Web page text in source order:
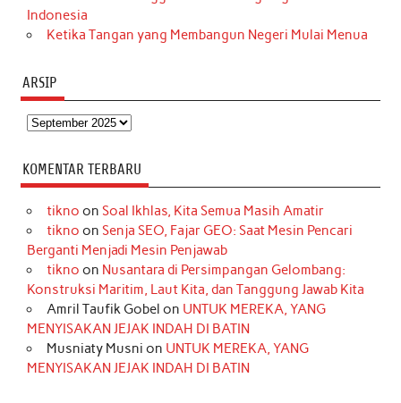
Indonesia
Ketika Tangan yang Membangun Negeri Mulai Menua
ARSIP
Arsip
KOMENTAR TERBARU
tikno on Soal Ikhlas, Kita Semua Masih Amatir
tikno on Senja SEO, Fajar GEO: Saat Mesin Pencari
Berganti Menjadi Mesin Penjawab
tikno on Nusantara di Persimpangan Gelombang:
Konstruksi Maritim, Laut Kita, dan Tanggung Jawab Kita
Amril Taufik Gobel on UNTUK MEREKA, YANG
MENYISAKAN JEJAK INDAH DI BATIN
Musniaty Musni on UNTUK MEREKA, YANG
MENYISAKAN JEJAK INDAH DI BATIN